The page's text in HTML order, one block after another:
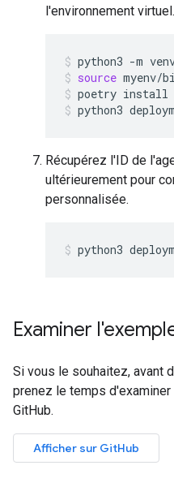
l'environnement virtuel.
python3 -m
source myenv/
poetry install
python3
Récupérez l'ID de
ultérieurement pour
personnalisée.
python3
Examiner
Si vous le souhaitez, avant
prenez le temps
GitHub.
Afficher sur GitHub